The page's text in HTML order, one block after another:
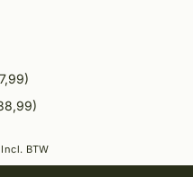
Incl. BTW